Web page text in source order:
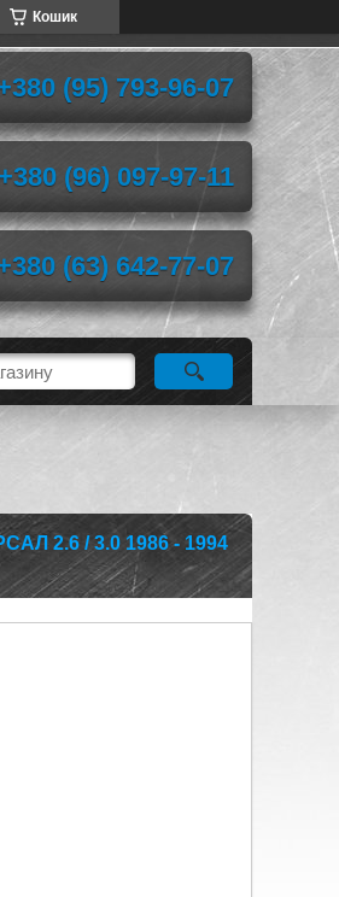
Кошик
(95) 793-96-07
+380 (96) 097-97-11
(63) 642-77-07
2.6 / 3.0 1986 - 1994